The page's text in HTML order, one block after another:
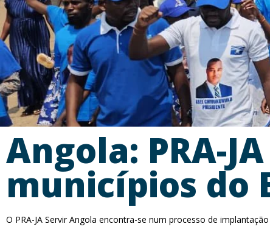
Angola: PRA-
municípios do
O PRA-JA Servir Angola encontra-se num processo de